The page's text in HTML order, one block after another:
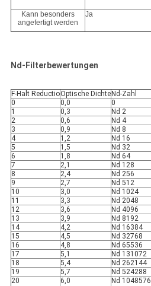
Kann besonders
angefertigt werden
Ja
Nd-Filterbewertungen
F-Halt ReductioOptische Dichte Nd-Zahl
0
0,0
0
1
0,3
Nd 2
2
0,6
Nd 4
3
0,9
Nd 8
4
1,2
Nd 16
5
1,5
Nd 32
6
1,8
Nd 64
7
2,1
Nd 128
8
2,4
Nd 256
9
2,7
Nd 512
10
3,0
Nd 1024
11
3,3
Nd 2048
12
3,6
Nd 4096
13
3,9
Nd 8192
14
4,2
Nd 16384
15
4,5
Nd 32768
16
4,8
Nd 65536
17
5,1
Nd 131072
18
5,4
Nd 262144
19
5,7
Nd 524288
20
6,0 Nd 1048576